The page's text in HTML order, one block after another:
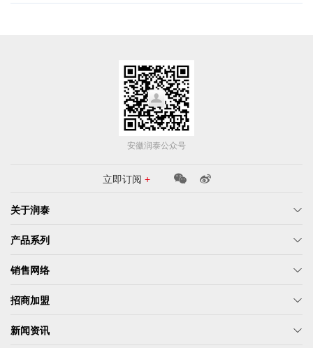
安徽润泰公众号
立即订阅 +
关于润泰
产品系列
销售网络
招商加盟
新闻资讯